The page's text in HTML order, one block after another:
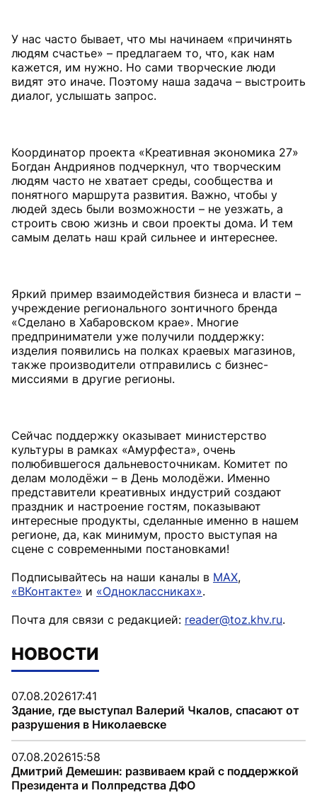
У нас часто бывает, что мы начинаем «причинять
людям счастье» – предлагаем то, что, как нам
кажется, им нужно. Но сами творческие люди
видят это иначе. Поэтому наша задача – выстроить
диалог, услышать запрос.
Координатор проекта «Креативная экономика 27»
Богдан Андриянов подчеркнул, что творческим
людям часто не хватает среды, сообщества и
понятного маршрута развития. Важно, чтобы у
людей здесь были возможности – не уезжать, а
строить свою жизнь и свои проекты дома. И тем
самым делать наш край сильнее и интереснее.
Яркий пример взаимодействия бизнеса и власти –
учреждение регионального зонтичного бренда
«Сделано в Хабаровском крае». Многие
предприниматели уже получили поддержку:
изделия появились на полках краевых магазинов,
также производители отправились с бизнес-
миссиями в другие регионы.
Сейчас поддержку оказывает министерство
культуры в рамках «Амурфеста», очень
полюбившегося дальневосточникам. Комитет по
делам молодёжи – в День молодёжи. Именно
представители креативных индустрий создают
праздник и настроение гостям, показывают
интересные продукты, сделанные именно в нашем
регионе, да, как минимум, просто выступая на
сцене с современными постановками!
Подписывайтесь на наши каналы в MAX,
«ВКонтакте» и «Одноклассниках».
Почта для связи с редакцией: reader@toz.khv.ru.
НОВОСТИ
07.08.202617:41
Здание, где выступал Валерий Чкалов, спасают от
разрушения в Николаевске
07.08.202615:58
Дмитрий Демешин: развиваем край с поддержкой
Президента и Полпредства ДФО